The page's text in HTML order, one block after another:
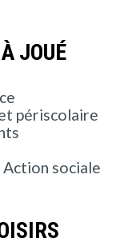
JOUÉ
périscolaire
sociale